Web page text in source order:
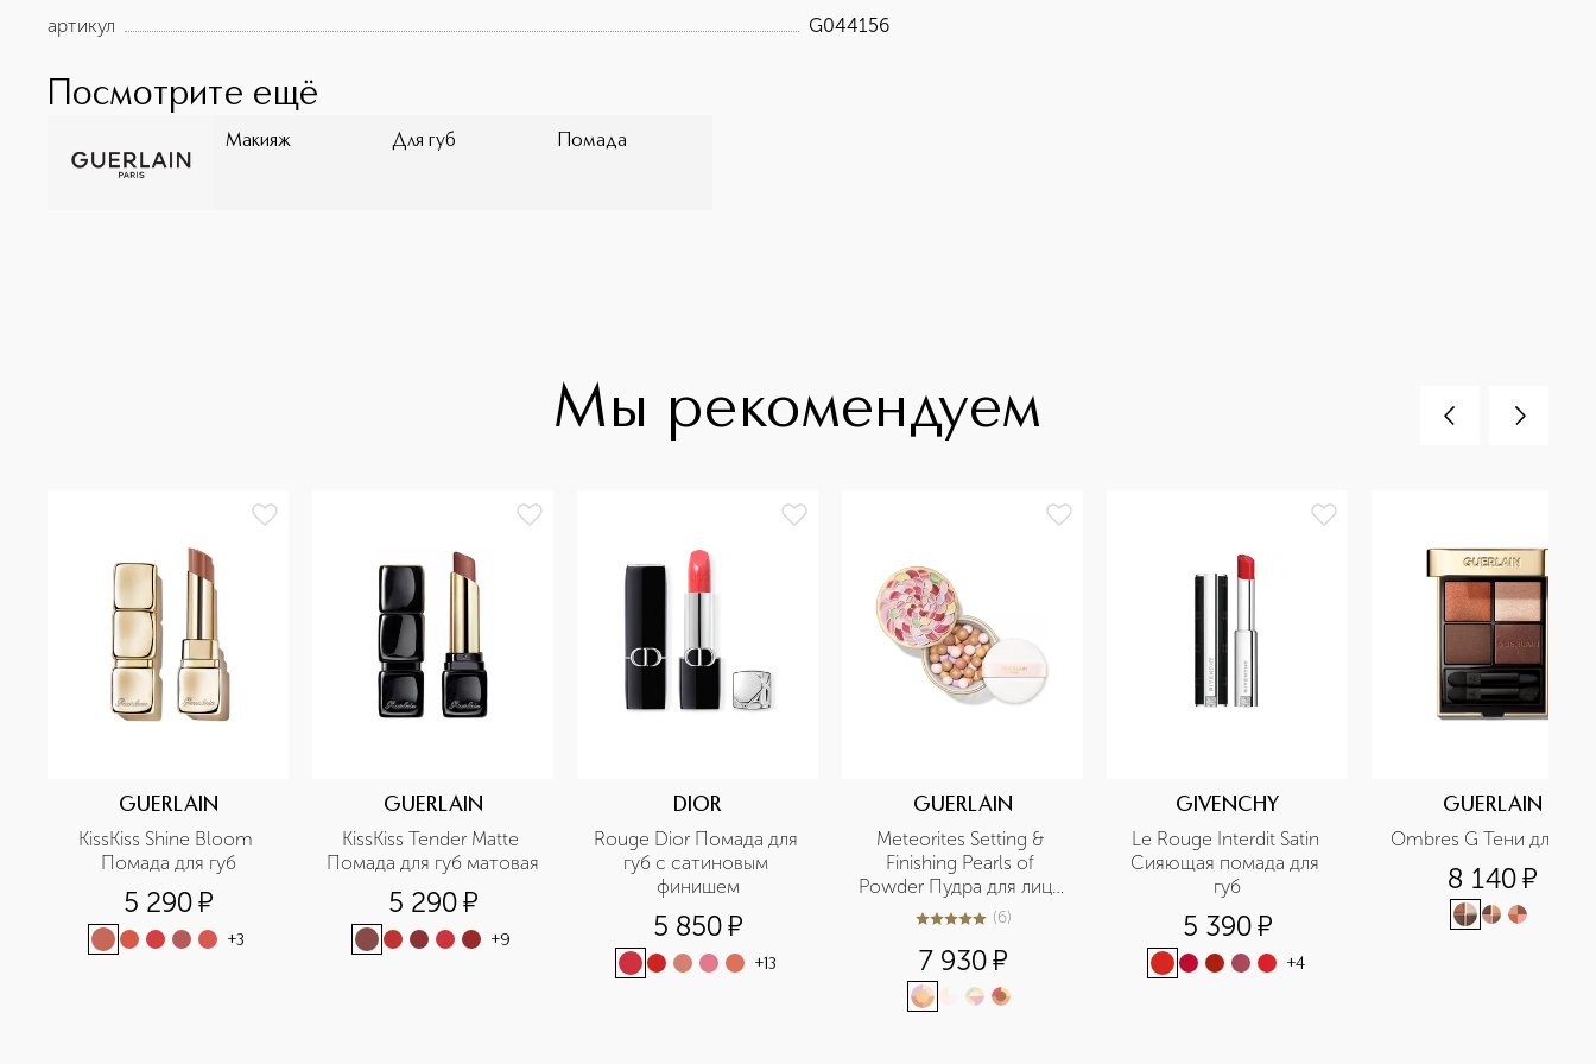
артикул G044156
Посмотрите ещё
Макияж Для губ Помада
Мы рекомендуем
GUERLAIN
KissKiss Shine Bloom
Помада для губ
5 290¤
+3
GUERLAIN
KissKiss Tender Matte
Помада для губ матовая
5 290¤
+9
DIOR
Rouge Dior Помада для
губ с сатиновым
финишем
5 850¤
+13
GUERLAIN
Meteorites Setting &
Finishing Pearls of
Powder Пудра для лица
в шариках
5из 56 (6)
7 930¤
GIVENCHY
Le Rouge Interdit Satin
Сияющая помада для
губ
5 390¤
+4
GUERLAIN
Ombres G Тени для век
8 140¤